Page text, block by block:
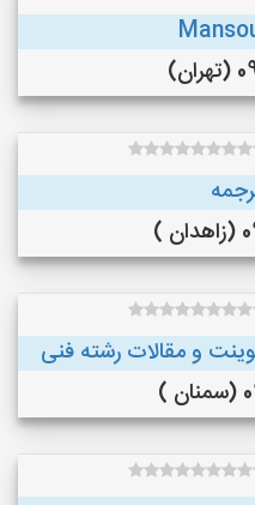
)
و مقالات رشته فنی
)